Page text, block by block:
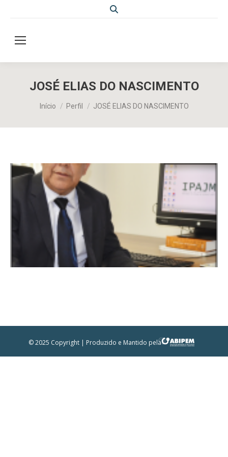
Search:
JOSÉ ELIAS DO NASCIMENTO
Início Perfil JOSÉ ELIAS DO NASCIMENTO
© 2025 Copyright | Produzido e Mantido pela